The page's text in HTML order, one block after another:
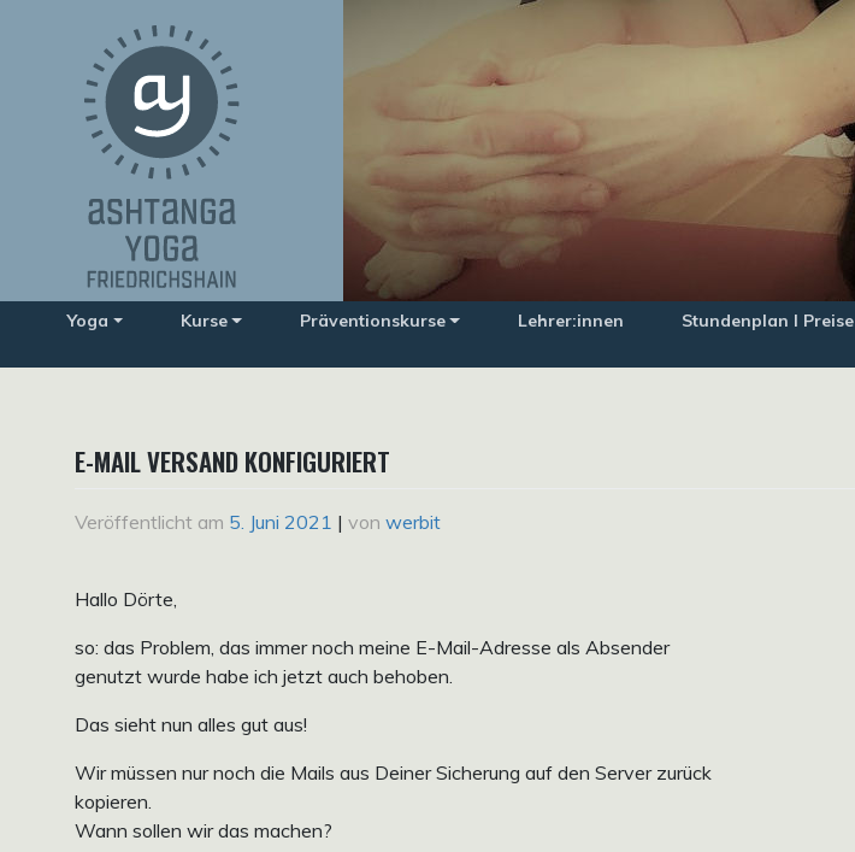
Yoga Kurse Präventionskurse Lehrer:innen Stundenplan I Preise
E-MAIL VERSAND KONFIGURIERT
Veröffentlicht am 5. Juni 2021 | von werbit
Hallo Dörte,
so: das Problem, das immer noch meine E-Mail-Adresse als Absender
genutzt wurde habe ich jetzt auch behoben.
Das sieht nun alles gut aus!
Wir müssen nur noch die Mails aus Deiner Sicherung auf den Server zurück
kopieren.
Wann sollen wir das machen?